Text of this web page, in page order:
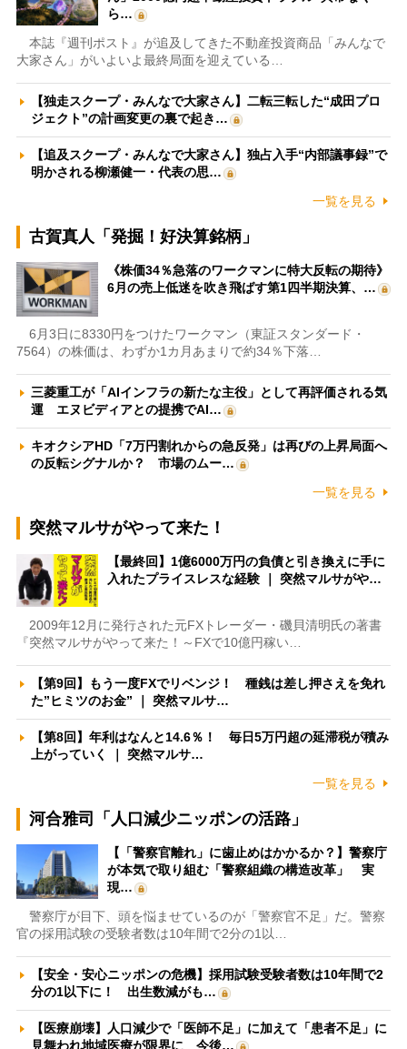
ら…
本誌『週刊ポスト』が追及してきた不動産投資商品「みんなで
大家さん」がいよいよ最終局面を迎えている…
【独走スクープ・みんなで大家さん】二転三転した“成田プロ
ジェクト”の計画変更の裏で起き…
【追及スクープ・みんなで大家さん】独占入手“内部議事録”で
明かされる柳瀬健一・代表の思…
一覧を見る
古賀真人「発掘！好決算銘柄」
《株価34％急落のワークマンに特大反転の期待》
6月の売上低迷を吹き飛ばす第1四半期決算、…
6月3日に8330円をつけたワークマン（東証スタンダード・
7564）の株価は、わずか1カ月あまりで約34％下落…
三菱重工が「AIインフラの新たな主役」として再評価される気
運 エヌビディアとの提携でAI…
キオクシアHD「7万円割れからの急反発」は再びの上昇局面へ
の反転シグナルか？ 市場のムー…
一覧を見る
突然マルサがやって来た！
【最終回】1億6000万円の負債と引き換えに手に
入れたプライスレスな経験 ｜ 突然マルサがや…
2009年12月に発行された元FXトレーダー・磯貝清明氏の著書
『突然マルサがやって来た！～FXで10億円稼い…
【第9回】もう一度FXでリベンジ！ 種銭は差し押さえを免れ
た”ヒミツのお金” ｜ 突然マルサ…
【第8回】年利はなんと14.6％！ 毎日5万円超の延滞税が積み
上がっていく ｜ 突然マルサ…
一覧を見る
河合雅司「人口減少ニッポンの活路」
【「警察官離れ」に歯止めはかかるか？】警察庁
が本気で取り組む「警察組織の構造改革」 実
現…
警察庁が目下、頭を悩ませているのが「警察官不足」だ。警察
官の採用試験の受験者数は10年間で2分の1以…
【安全・安心ニッポンの危機】採用試験受験者数は10年間で2
分の1以下に！ 出生数減がも…
【医療崩壊】人口減少で「医師不足」に加えて「患者不足」に
見舞われ地域医療が限界に 今後…